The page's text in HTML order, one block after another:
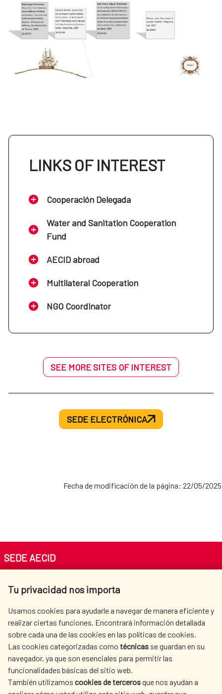
LINKS OF INTEREST
Cooperación Delegada
Water and Sanitation Cooperation
Fund
AECID abroad
Multilateral Cooperation
NGO Coordinator
SEE MORE SITES OF INTEREST
SEDE ELECTRÓNICA
Fecha de modificación de la página: 22/05/2025
Tu privacidad nos importa
Usamos cookies para ayudarle a navegar de manera eficiente y
realizar ciertas funciones. Encontrará información detallada
sobre cada una de las cookies en las políticas de cookies.
Las cookies categorizadas como técnicas se guardan en su
navegador, ya que son esenciales para permitir las
funcionalidades básicas del sitio web.
También utilizamos cookies de tercerosque nos ayudan a
SEDE AECID
Tel. +34 900 20 30 54​​​​​​​
AECID
WHERE DO WE COOPERATE?
SPANISH HUMANITARIAN
ACTION
PRESS ROOM
CULTURE AND SCIENCE LIBRARY